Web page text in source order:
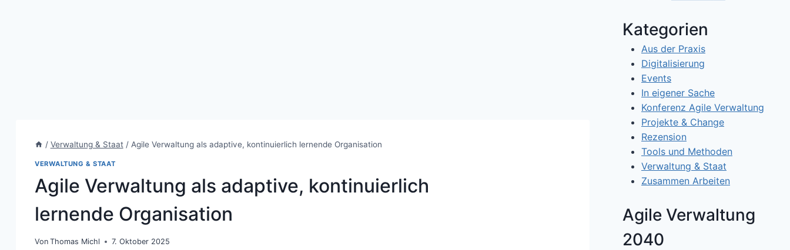
/ Verwaltung & Staat / Agile Verwaltung als adaptive, kontinuierlich lernende Organisation
VERWALTUNG & STAAT
Agile Verwaltung als adaptive, kontinuierlich
lernende Organisation
Von Thomas Michl 7. Oktober 2025
Kategorien
Aus der Praxis
Digitalisierung
Events
In eigener Sache
Konferenz Agile Verwaltung
Projekte & Change
Rezension
Tools und Methoden
Verwaltung & Staat
Zusammen Arbeiten
Agile Verwaltung
2040